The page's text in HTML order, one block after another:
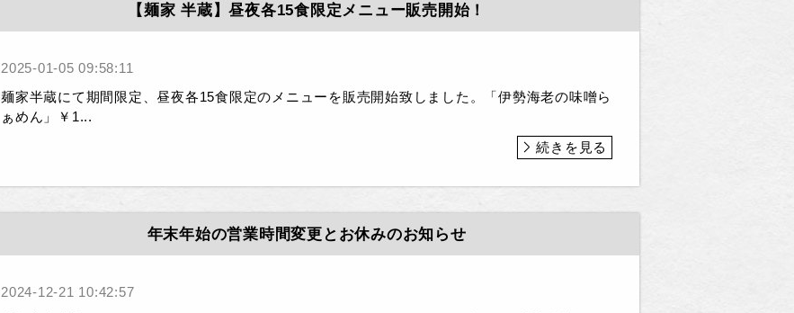
【麺家 半蔵】昼夜各15食限定メニュー販売開始！
2025-01-05 09:58:11
麺家半蔵にて期間限定、昼夜各15食限定のメニューを販売開始致しました。「伊勢海老の味噌ら
ぁめん」￥1...
続きを見る
年末年始の営業時間変更とお休みのお知らせ
2024-12-21 10:42:57